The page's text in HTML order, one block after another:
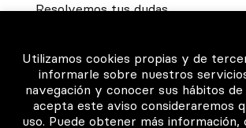
Resolvemos tus dudas
Para los profesionales
Utilizamos cookies propias y de
informarle sobre nuestros
navegación y conocer sus hábitos de
acepta este aviso consideraremos
uso. Puede obtener más información,